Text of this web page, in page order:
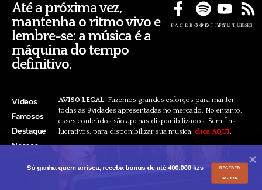
Até a próxima vez,
mantenha o ritmo vivo e
lembre-se: a música é a
máquina do tempo
definitivo.
FACEBOOKSPOTIFYYOUTUBE
RSS
Videos
Famosos
Destaque
Nossos
AVISO LEGAL: Fazemos grandes esforços para manter
todas as 9vidades apresentadas no mercado. No entanto,
esses conteúdos são apenas disponibilizados. Sem fins
lucrativos, para disponibilizar sua musica, clica AQUI.
Só ganha quem arrisca, receba bonus de até 400.000 kzs RECEBER
AGORA